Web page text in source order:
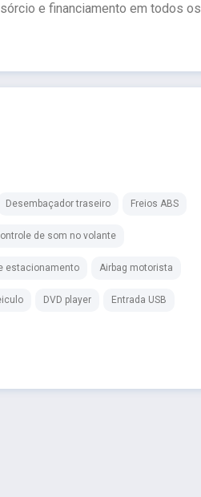
e financiamento em todos os
Desembaçador traseiro Freios ABS
de som no volante
estacionamento Airbag motorista
DVD player Entrada USB